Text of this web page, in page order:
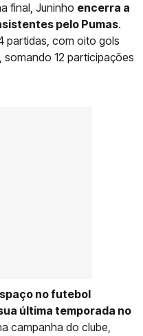
final, Juninho encerra a
pelo Pumas.
partidas, com oito gols
12 participações
no futebol
última temporada no
campanha do clube,